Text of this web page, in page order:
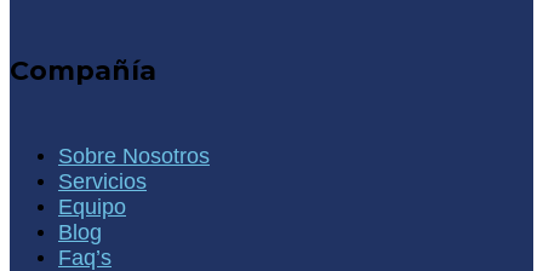
Compañía
Sobre Nosotros
Servicios
Equipo
Blog
Faq’s